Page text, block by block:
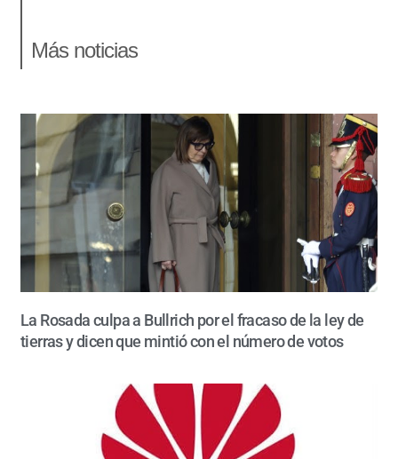
Más noticias
La Rosada culpa a Bullrich por el fracaso de la ley de
tierras y dicen que mintió con el número de votos